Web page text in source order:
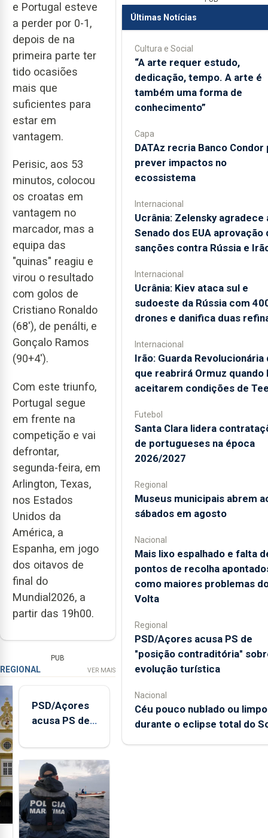
e Portugal esteve
a perder por 0-1,
depois de na
primeira parte ter
tido ocasiões
mais que
suficientes para
estar em
vantagem.
Perisic, aos 53
minutos, colocou
os croatas em
vantagem no
marcador, mas a
equipa das
"quinas" reagiu e
virou o resultado
com golos de
Cristiano Ronaldo
(68'), de penálti, e
Gonçalo Ramos
(90+4').
Com este triunfo,
Portugal segue
em frente na
competição e vai
defrontar,
segunda-feira, em
Arlington, Texas,
nos Estados
Unidos da
América, a
Espanha, em jogo
dos oitavos de
final do
Mundial2026, a
partir das 19h00.
PUB
REGIONAL VER MAIS
PSD/Açores
acusa PS de
contraditória"
sobre
evolução
turística
Últimas Notícias
Cultura e Social
“A arte requer estudo,
dedicação, tempo. A arte é
também uma forma de
conhecimento”
Capa
DATAz recria Banco Condor
prever impactos no
ecossistema
Internacional
Ucrânia: Zelensky agradece
Senado dos EUA aprovação
sanções contra Rússia e
Internacional
Ucrânia: Kiev ataca sul e
sudoeste da Rússia com
drones e danifica duas
Internacional
Irão: Guarda Revolucionária
que reabrirá Ormuz quando
aceitarem condições de
Futebol
Santa Clara lidera
de portugueses na época
2026/2027
Regional
Museus municipais abrem
sábados em agosto
Nacional
Mais lixo espalhado e falta
pontos de recolha
como maiores problemas
Volta
Regional
PSD/Açores acusa PS de
"posição contraditória"
evolução turística
Nacional
Céu pouco nublado ou limpo
durante o eclipse total do